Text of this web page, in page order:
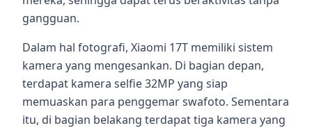
gangguan.
Dalam hal fotografi, Xiaomi 17T memiliki sistem
kamera yang mengesankan. Di bagian depan,
terdapat kamera selfie 32MP yang siap
memuaskan para penggemar swafoto. Sementara
itu, di bagian belakang terdapat tiga kamera yang